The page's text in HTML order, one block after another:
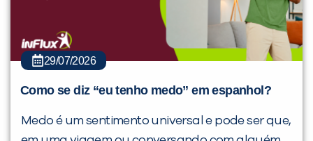
29/07/2026
Como se diz “eu tenho medo” em espanhol?
Medo é um sentimento universal e pode ser que,